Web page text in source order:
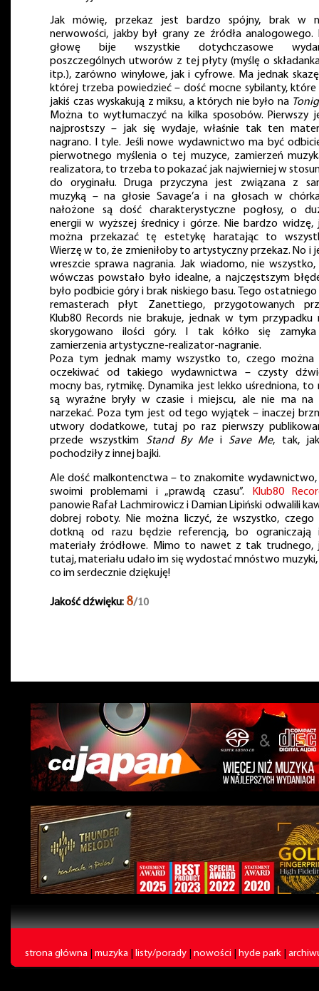
Jak mówię, przekaz jest bardzo spójny, brak w
nerwowości, jakby był grany ze źródła analogowego.
głowę bije wszystkie dotychczasowe
poszczególnych utworów z tej płyty (myślę o
itp.), zarówno winylowe, jak i cyfrowe. Ma jednak
której trzeba powiedzieć – dość mocne sybilanty, które
jakiś czas wyskakują z miksu, a których nie było na
Można to wytłumaczyć na kilka sposobów. Pierwszy
najprostszy – jak się wydaje, właśnie tak ten
nagrano. I tyle. Jeśli nowe wydawnictwo ma być
pierwotnego myślenia o tej muzyce, zamierzeń
realizatora, to trzeba to pokazać jak najwierniej w
do oryginału. Druga przyczyna jest związana z
muzyką – na głosie Savage’a i na głosach w
nałożone są dość charakterystyczne pogłosy, o
energii w wyższej średnicy i górze. Nie bardzo widzę,
można przekazać tę estetykę haratając to
Wierzę w to, że zmieniłoby to artystyczny przekaz. No i
wreszcie sprawa nagrania. Jak wiadomo, nie wszystko,
wówczas powstało było idealne, a najczęstszym
było podbicie góry i brak niskiego basu. Tego ostatniego
remasterach płyt Zanettiego, przygotowanych
Klub80 Records nie brakuje, jednak w tym przypadku
skorygowano ilości góry. I tak kółko się
zamierzenia artystyczne-realizator-nagranie.
Poza tym jednak mamy wszystko to, czego można
oczekiwać od takiego wydawnictwa – czysty
mocny bas, rytmikę. Dynamika jest lekko uśredniona, to
są wyraźne bryły w czasie i miejscu, ale nie ma na
narzekać. Poza tym jest od tego wyjątek – inaczej
utwory dodatkowe, tutaj po raz pierwszy
przede wszystkim Stand By Mei Save Me, tak,
pochodziły z innej bajki.
Ale dość malkontenctwa – to znakomite wydawnictwo,
swoimi problemami i „prawdą czasu”.
Klub80
panowie Rafał Lachmirowicz i Damian Lipiński odwalili
dobrej roboty. Nie można liczyć, że wszystko, czego
dotkną od razu będzie referencją, bo ograniczają
materiały źródłowe. Mimo to nawet z tak trudnego,
tutaj, materiału udało im się wydostać mnóstwo muzyki,
co im serdecznie dziękuję!
Jakość dźwięku: 8/10
strona główna muzyka listy/porady nowości hyde park